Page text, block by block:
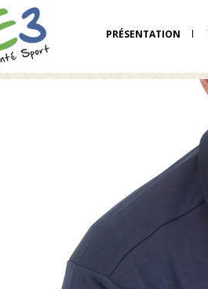
PRÉSENTATION